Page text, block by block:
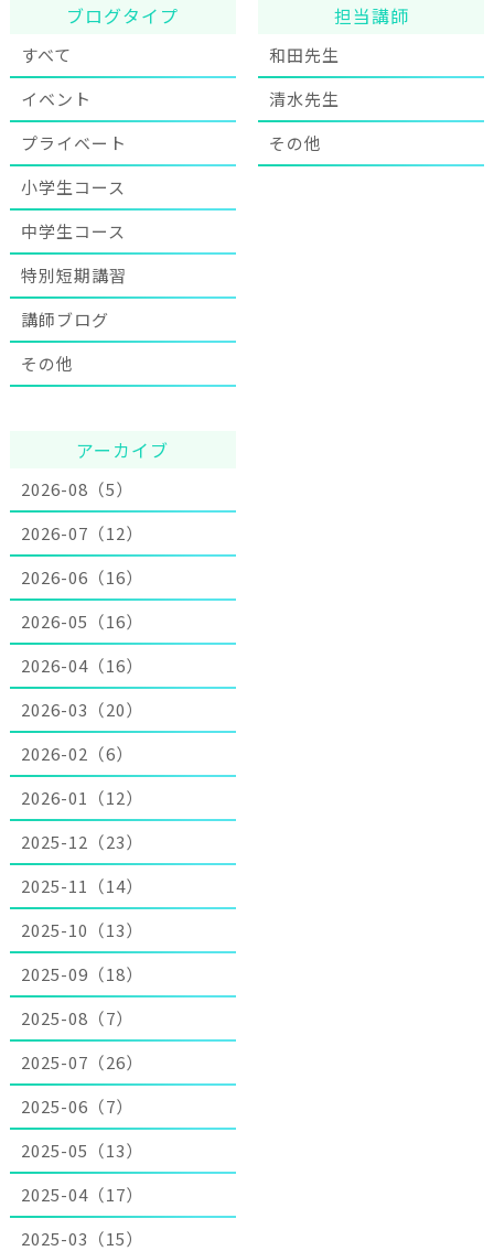
ブログタイプ
すべて
イベント
プライベート
小学生コース
中学生コース
特別短期講習
講師ブログ
その他
担当講師
和田先生
清水先生
その他
アーカイブ
2026-08（5）
2026-07（12）
2026-06（16）
2026-05（16）
2026-04（16）
2026-03（20）
2026-02（6）
2026-01（12）
2025-12（23）
2025-11（14）
2025-10（13）
2025-09（18）
2025-08（7）
2025-07（26）
2025-06（7）
2025-05（13）
2025-04（17）
2025-03（15）